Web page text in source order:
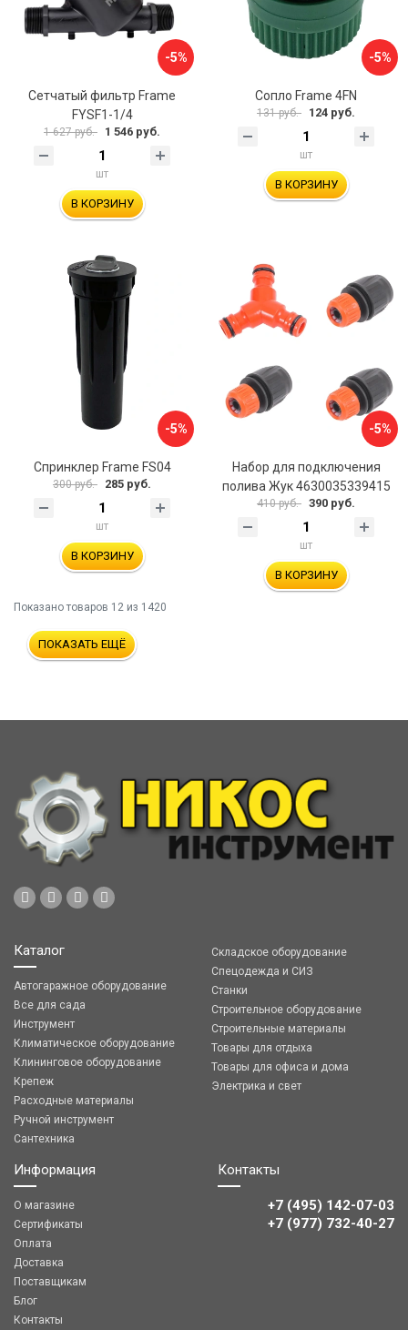
-5%
Сетчатый фильтр Frame
FYSF1-1/4
1 627 руб. 1 546 руб.
шт
В КОРЗИНУ
-5%
Сопло Frame 4FN
131 руб. 124 руб.
шт
В КОРЗИНУ
-5%
Спринклер Frame FS04
300 руб. 285 руб.
шт
В КОРЗИНУ
-5%
Набор для подключения
полива Жук 4630035339415
410 руб. 390 руб.
шт
В КОРЗИНУ
Показано товаров 12 из 1420
ПОКАЗАТЬ ЕЩЁ
Каталог
Автогаражное оборудование
Все для сада
Инструмент
Климатическое оборудование
Клининговое оборудование
Крепеж
Расходные материалы
Ручной инструмент
Сантехника
Складское оборудование
Спецодежда и СИЗ
Станки
Строительное оборудование
Строительные материалы
Товары для отдыха
Товары для офиса и дома
Электрика и свет
Информация
О магазине
Сертификаты
Оплата
Доставка
Поставщикам
Блог
Контакты
Контакты
+7 (495) 142-07-03
‎‎+7 (977) 732-40-27